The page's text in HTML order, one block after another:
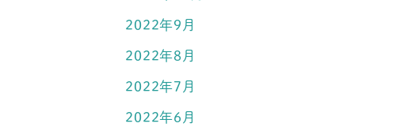
2022年9月
2022年8月
2022年7月
2022年6月